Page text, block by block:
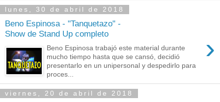
lunes, 30 de abril de 2018
Beno Espinosa - "Tanquetazo" -
Show de Stand Up completo
›
Beno Espinosa trabajó este material durante
mucho tiempo hasta que se cansó, decidió
presentarlo en un unipersonal y despedirlo para
proces...
viernes, 20 de abril de 2018